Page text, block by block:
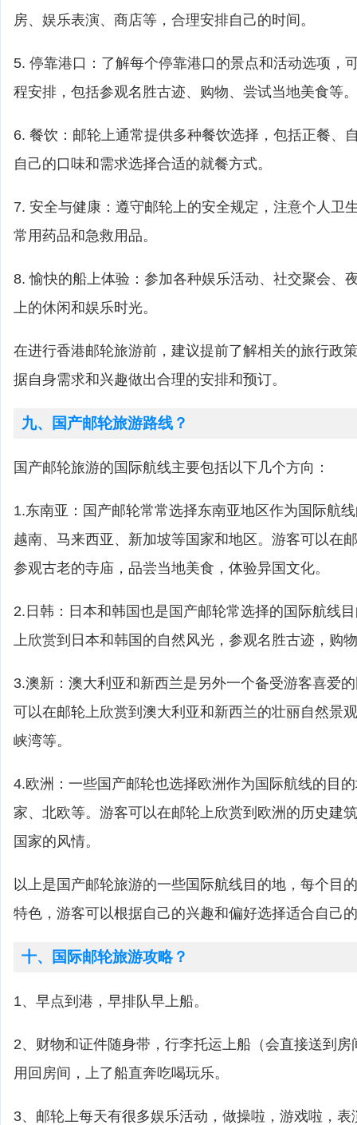
房、娱乐表演、商店等，合理安排自己的时间。
5. 停靠港口：了解每个停靠港口的景点和活动选项，
程安排，包括参观名胜古迹、购物、尝试当地美食等。
6. 餐饮：邮轮上通常提供多种餐饮选择，包括正餐、
自己的口味和需求选择合适的就餐方式。
7. 安全与健康：遵守邮轮上的安全规定，注意个人卫
常用药品和急救用品。
8. 愉快的船上体验：参加各种娱乐活动、社交聚会、
上的休闲和娱乐时光。
在进行香港邮轮旅游前，建议提前了解相关的旅行政
据自身需求和兴趣做出合理的安排和预订。
九、国产邮轮旅游路线？
国产邮轮旅游的国际航线主要包括以下几个方向：
1.东南亚：国产邮轮常常选择东南亚地区作为国际航
越南、马来西亚、新加坡等国家和地区。游客可以在
参观古老的寺庙，品尝当地美食，体验异国文化。
2.日韩：日本和韩国也是国产邮轮常选择的国际航线
上欣赏到日本和韩国的自然风光，参观名胜古迹，购
3.澳新：澳大利亚和新西兰是另外一个备受游客喜爱
可以在邮轮上欣赏到澳大利亚和新西兰的壮丽自然景
峡湾等。
4.欧洲：一些国产邮轮也选择欧洲作为国际航线的目
家、北欧等。游客可以在邮轮上欣赏到欧洲的历史建
国家的风情。
以上是国产邮轮旅游的一些国际航线目的地，每个目
特色，游客可以根据自己的兴趣和偏好选择适合自己
十、国际邮轮旅游攻略？
1、早点到港，早排队早上船。
2、财物和证件随身带，行李托运上船（会直接送到
用回房间，上了船直奔吃喝玩乐。
3、邮轮上每天有很多娱乐活动，做操啦，游戏啦，表